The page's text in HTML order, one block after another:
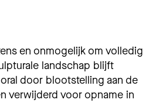
en onmogelijk om volledig
landschap blijft
door blootstelling aan de
verwijderd voor opname in